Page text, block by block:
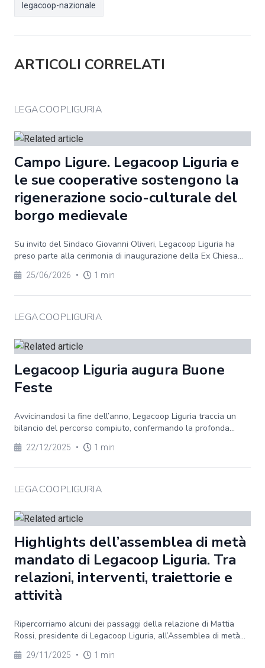
legacoop-nazionale
ARTICOLI CORRELATI
LEGACOOPLIGURIA
Campo Ligure. Legacoop Liguria e
le sue cooperative sostengono la
rigenerazione socio-culturale del
borgo medievale
Su invito del Sindaco Giovanni Oliveri, Legacoop Liguria ha
preso parte alla cerimonia di inaugurazione della Ex Chiesa...
25/06/2026 • 1 min
LEGACOOPLIGURIA
Legacoop Liguria augura Buone
Feste
Avvicinandosi la fine dell’anno, Legacoop Liguria traccia un
bilancio del percorso compiuto, confermando la profonda...
22/12/2025 • 1 min
LEGACOOPLIGURIA
Highlights dell’assemblea di metà
mandato di Legacoop Liguria. Tra
relazioni, interventi, traiettorie e
attività
Ripercorriamo alcuni dei passaggi della relazione di Mattia
Rossi, presidente di Legacoop Liguria, all’Assemblea di metà...
29/11/2025 • 1 min